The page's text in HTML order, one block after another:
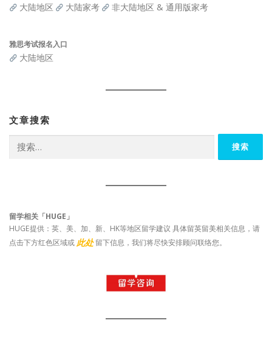
大陆地区 大陆家考 非大陆地区 & 通用版家考
雅思考试报名入口
大陆地区
文章搜索
索：
留学相关「HUGE」
HUGE提供：英、美、加、新、HK等地区留学建议 具体留英留美相关信息，请
点击下方红色区域或 此处 留下信息，我们将尽快安排顾问联络您。